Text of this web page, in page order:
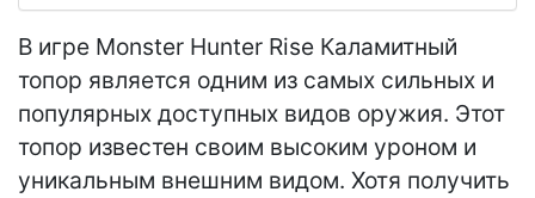
В игре Monster Hunter Rise Каламитный
топор является одним из самых сильных и
популярных доступных видов оружия. Этот
топор известен своим высоким уроном и
уникальным внешним видом. Хотя получить